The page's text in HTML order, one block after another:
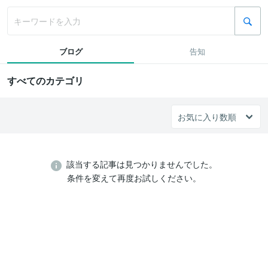
ブログ 告知
すべてのカテゴリ
該当する記事は見つかりませんでした。
条件を変えて再度お試しください。